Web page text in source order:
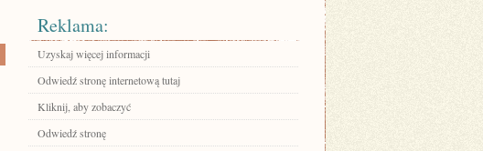
Reklama:
Uzyskaj więcej informacji
Odwiedź stronę internetową tutaj
Kliknij, aby zobaczyć
Odwiedź stronę